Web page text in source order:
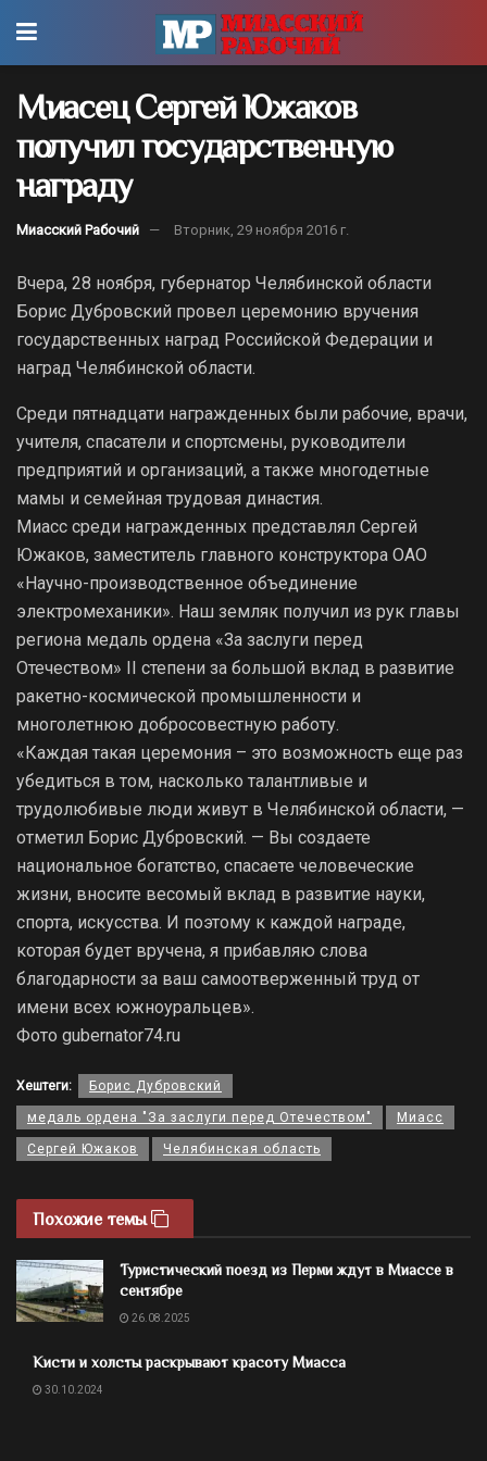
Миасец Сергей Южаков
получил государственную
награду
Миасский Рабочий Вторник, 29 ноября 2016 г.
Вчера, 28 ноября, губернатор Челябинской области
Борис Дубровский провел церемонию вручения
государственных наград Российской Федерации и
наград Челябинской области.
Среди пятнадцати награжденных были рабочие, врачи,
учителя, спасатели и спортсмены, руководители
предприятий и организаций, а также многодетные
мамы и семейная трудовая династия.
Миасс среди награжденных представлял Сергей
Южаков, заместитель главного конструктора ОАО
«Научно-производственное объединение
электромеханики». Наш земляк получил из рук главы
региона медаль ордена «За заслуги перед
Отечеством» II степени за большой вклад в развитие
ракетно-космической промышленности и
многолетнюю добросовестную работу.
«Каждая такая церемония – это возможность еще раз
убедиться в том, насколько талантливые и
трудолюбивые люди живут в Челябинской области, —
отметил Борис Дубровский. — Вы создаете
национальное богатство, спасаете человеческие
жизни, вносите весомый вклад в развитие науки,
спорта, искусства. И поэтому к каждой награде,
которая будет вручена, я прибавляю слова
благодарности за ваш самоотверженный труд от
имени всех южноуральцев».
Фото gubernator74.ru
Хештеги: Борис Дубровский
медаль ордена "За заслуги перед Отечеством" Миасс
Сергей Южаков Челябинская область
Похожие темы
Туристический поезд из Перми ждут в Миассе в
сентябре
26.08.2025
Кисти и холсты раскрывают красоту Миасса
30.10.2024